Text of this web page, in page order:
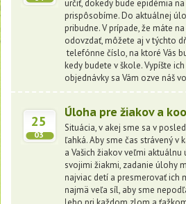
určiť, dokedy bude epidémia
prispôsobíme. Do aktuálnej
pribudne. V prípade, že máte
odovzdať, môžete aj v týchto
telefónne číslo, na ktoré Vás
kedy budete v škole. Vypíšte
objednávky sa Vám ozve náš
25
03
Úloha pre žiakov a
Situácia, v akej sme sa v
ľahká. Aby sme čas strávený
a Vašich žiakov veľmi
svojimi žiakmi, zadanie úlohy
najviac detí a presmerovať ich
najmä veľa síl, aby sme